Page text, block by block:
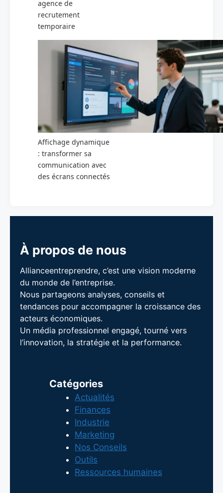
agence de
recrutement
temporaire
Affichage dynamique
: transformer sa
communication avec
des écrans connectés
À propos de nous
Allianceentreprendre, c’est une vision moderne
du monde de l’entreprise.
Nous partageons analyses, conseils et
tendances pour accompagner la croissance des
acteurs économiques.
Un média professionnel engagé, tourné vers
l’innovation, la stratégie et la performance.
Catégories
Actualités
Finances
Industrie
Marketing
Nos Conseils
Outils
Ressources humaines